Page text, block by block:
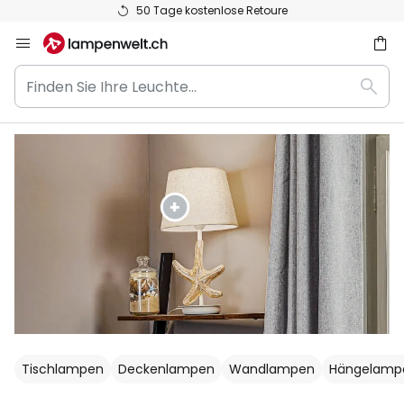
Flexible Zahlarten
Inhalt
springen
Finden
Sie
Ihre
Tischlampen Deckenlampen Wandlampen